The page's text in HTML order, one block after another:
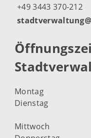
+49 3443 370-212
Montag
Dienstag
Mittwoch